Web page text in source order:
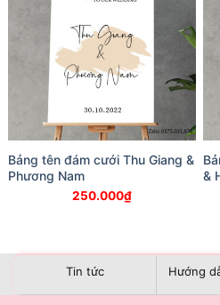
Bảng tên đám cưới Thu Giang &
Phương Nam
250.000₫
&
Tin tức Hướng